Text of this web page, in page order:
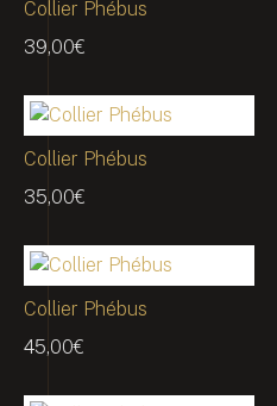
Collier Phébus
39,00€
Collier Phébus
35,00€
Collier Phébus
45,00€